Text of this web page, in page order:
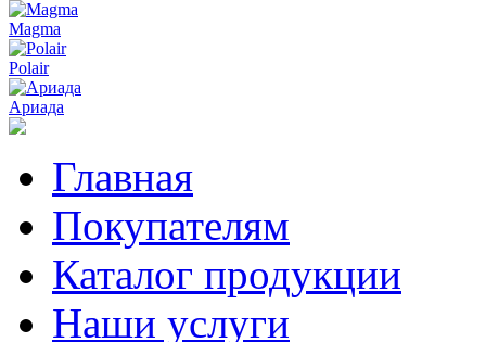
Magma
Polair
Ариада
Главная
Покупателям
Каталог продукции
Наши услуги